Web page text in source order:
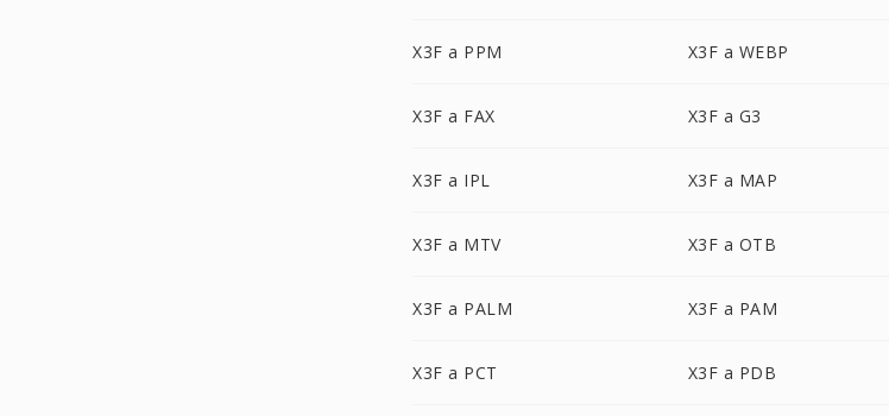
X3F a PPM X3F a WEBP
X3F a FAX X3F a G3
X3F a IPL X3F a MAP
X3F a MTV X3F a OTB
X3F a PALM X3F a PAM
X3F a PCT X3F a PDB